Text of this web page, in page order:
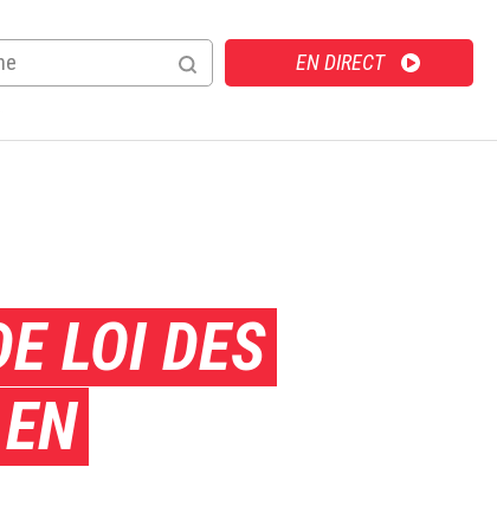
EN DIRECT
LOI DES